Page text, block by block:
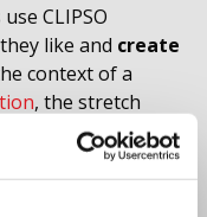
CLIPSO
like and create
context of a
, the stretch
rarely leaves you